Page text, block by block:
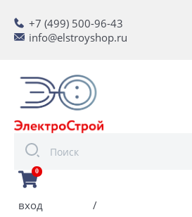
+7 (499) 500-96-43
info@elstroyshop.ru
0
вход
/